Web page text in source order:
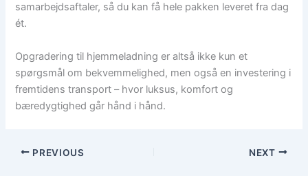
samarbejdsaftaler, så du kan få hele pakken leveret fra dag
ét.
Opgradering til hjemmeladning er altså ikke kun et
spørgsmål om bekvemmelighed, men også en investering i
fremtidens transport – hvor luksus, komfort og
bæredygtighed går hånd i hånd.
PREVIOUS NEXT